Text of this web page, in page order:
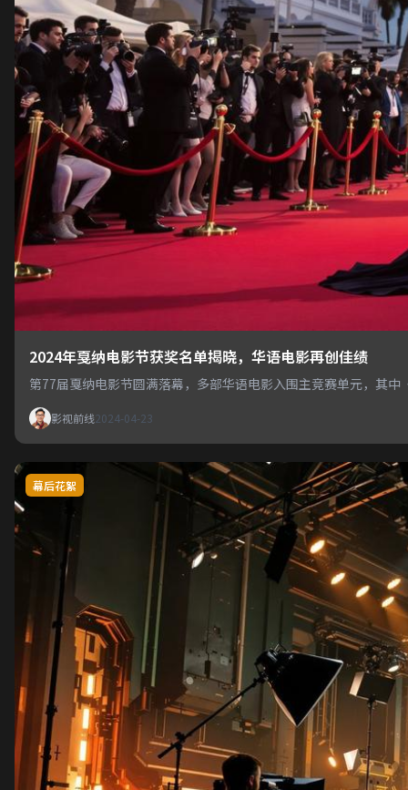
2024年戛纳电影节获奖名单揭晓，华语电影再创佳绩
第77届戛纳电影节圆满落幕，多部华语电影入围主竞赛单元，其
影视前线2024-04-23
幕后花絮